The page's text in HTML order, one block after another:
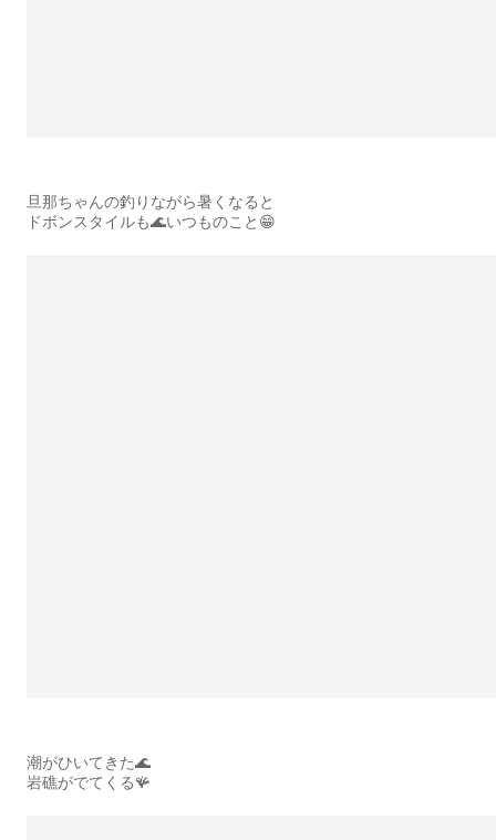
旦那ちゃんの釣りながら暑くなると
ドボンスタイルも🌊いつものこと😁
潮がひいてきた🌊
岩礁がでてくる🪸